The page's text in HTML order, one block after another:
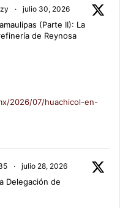
· julio 30, 2026
(Parte II): La
de Reynosa
2026/07/huachicol-en-
· julio 28, 2026
Delegación de